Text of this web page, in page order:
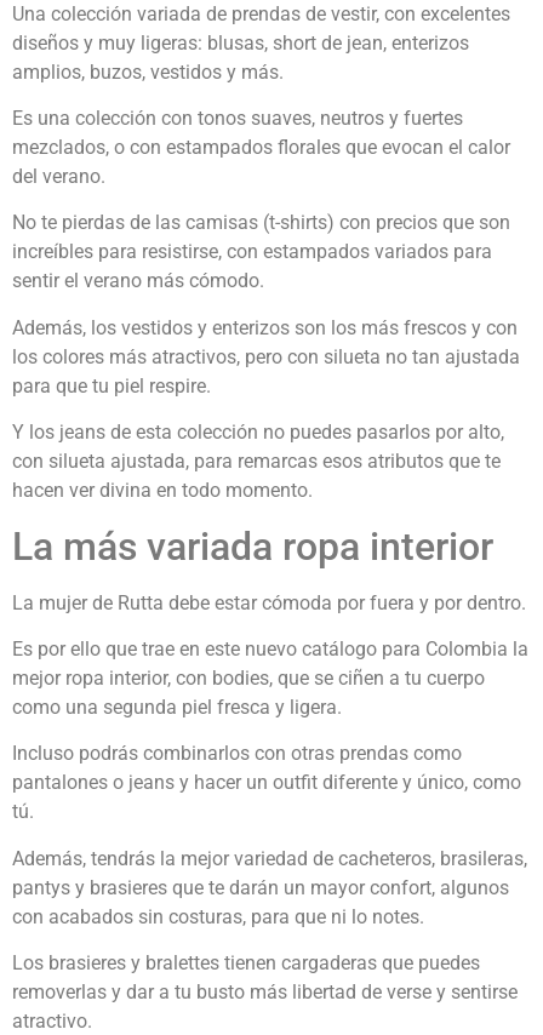
Una colección variada de prendas de vestir, con excelentes
diseños y muy ligeras: blusas, short de jean, enterizos
amplios, buzos, vestidos y más.
Es una colección con tonos suaves, neutros y fuertes
mezclados, o con estampados florales que evocan el calor
del verano.
No te pierdas de las camisas (t-shirts) con precios que son
increíbles para resistirse, con estampados variados para
sentir el verano más cómodo.
Además, los vestidos y enterizos son los más frescos y con
los colores más atractivos, pero con silueta no tan ajustada
para que tu piel respire.
Y los jeans de esta colección no puedes pasarlos por alto,
con silueta ajustada, para remarcas esos atributos que te
hacen ver divina en todo momento.
La más variada ropa interior
La mujer de Rutta debe estar cómoda por fuera y por dentro.
Es por ello que trae en este nuevo catálogo para Colombia la
mejor ropa interior, con bodies, que se ciñen a tu cuerpo
como una segunda piel fresca y ligera.
Incluso podrás combinarlos con otras prendas como
pantalones o jeans y hacer un outfit diferente y único, como
tú.
Además, tendrás la mejor variedad de cacheteros, brasileras,
pantys y brasieres que te darán un mayor confort, algunos
con acabados sin costuras, para que ni lo notes.
Los brasieres y bralettes tienen cargaderas que puedes
removerlas y dar a tu busto más libertad de verse y sentirse
atractivo.